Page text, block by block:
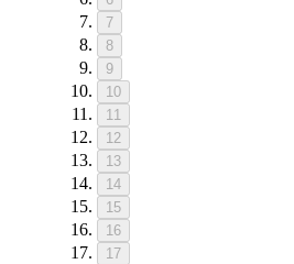
7
8
9
10
11
12
13
14
15
16
17